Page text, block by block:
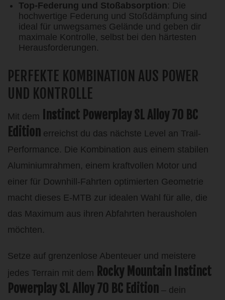
Top-Federung und Stoßabsorption: Die
hochwertige Federung und Stoßdämpfung sind
ideal für unwegsames Gelände und geben dir
maximale Kontrolle, selbst bei den härtesten
Herausforderungen.
PERFEKTE KOMBINATION AUS POWER
UND KONTROLLE
Mit dem
Instinct Powerplay SL Alloy 70 BC
Edition erreichst du das nächste Level an Trail-
Performance. Die Kombination aus einem stabilen
Aluminiumrahmen, einem kraftvollen Motor und
einer für Downhill-Fahrten optimierten Geometrie
macht dieses E-MTB zur idealen Wahl für alle, die
das Maximum aus ihren Abfahrten herausholen
möchten.
Setze auf grenzenlose Abenteuer und meistere
jedes Terrain mit dem Rocky Mountain Instinct
Powerplay SL Alloy 70 BC Edition – dein